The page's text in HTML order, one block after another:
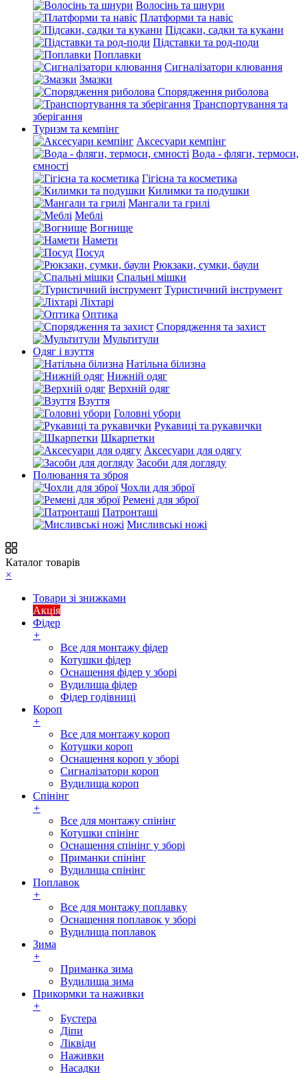
Волосінь та шнури
Платформи та навіс
Підсаки, садки та кукани
Підставки та род-поди
Поплавки
Сигналізатори клювання
Змазки
Спорядження риболова
Транспортування та
зберігання
Туризм та кемпінг
Аксесуари кемпінг
Вода - фляги, термоси,
ємності
Гігієна та косметика
Килимки та подушки
Мангали та грилі
Меблі
Вогнище
Намети
Посуд
Рюкзаки, сумки, баули
Спальні мішки
Туристичний інструмент
Ліхтарі
Оптика
Спорядження та захист
Мультитули
Одяг і взуття
Натільна білизна
Нижній одяг
Верхній одяг
Взуття
Головні убори
Рукавиці та рукавички
Шкарпетки
Аксесуари для одягу
Засоби для догляду
Полювання та зброя
Чохли для зброї
Ремені для зброї
Патронташі
Мисливські ножі
Каталог товарів
×
Товари зі знижками
Акція
Фідер
+
Все для монтажу фідер
Котушки фідер
Оснащення фідер у зборі
Вудилища фідер
Фідер годівниці
Короп
+
Все для монтажу короп
Котушки короп
Оснащення короп у зборі
Сигналізатори короп
Вудилища короп
Спінінг
+
Все для монтажу спінінг
Котушки спінінг
Оснащення спінінг у зборі
Приманки спінінг
Вудилища спінінг
Поплавок
+
Все для монтажу поплавку
Оснащення поплавок у зборі
Вудилища поплавок
Зима
+
Приманка зима
Вудилища зима
Прикормки та наживки
+
Бустера
Діпи
Ліквіди
Наживки
Насадки